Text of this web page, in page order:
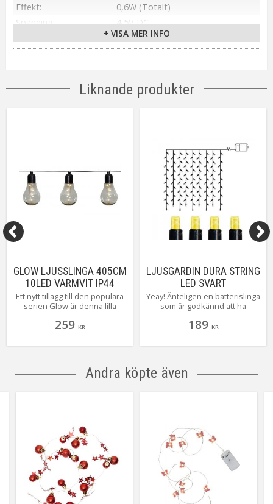
Effekt
0,6W (Totalt)
Spänning
4,5V DC
Silver
Ljuskälla
10 st LED
Varmvit
ca.7000 tim
Tillverkare
Star Trading AB
+ VISA MER INFO
Liknande produkter
GLOW LJUSSLINGA 405CM
10LED VARMVIT IP44
Ett nytt tillägg till den populära
serien Glow är denna lilla
svagt tonat hölje ger den ett
är även godkänd för
med den inbyggda timern.
259 KR
LJUSGARDIN DURA STRING
LED SVART
Yeay! Änteligen en batterislinga
som är godkännd att ha
du snabbt och enkelt på din
Med den inbyggda timern styrs
189 KR
Andra köpte även